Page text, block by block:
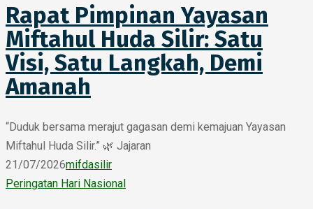
Rapat Pimpinan Yayasan
Miftahul Huda Silir: Satu
Visi, Satu Langkah, Demi
Amanah
“Duduk bersama merajut gagasan demi kemajuan Yayasan
Miftahul Huda Silir.” 🌿 Jajaran
21/07/2026mifdasilir
Peringatan Hari Nasional